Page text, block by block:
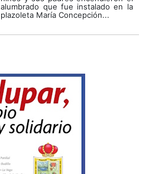
alumbrado que fue instalado en la
plazoleta María Concepción...